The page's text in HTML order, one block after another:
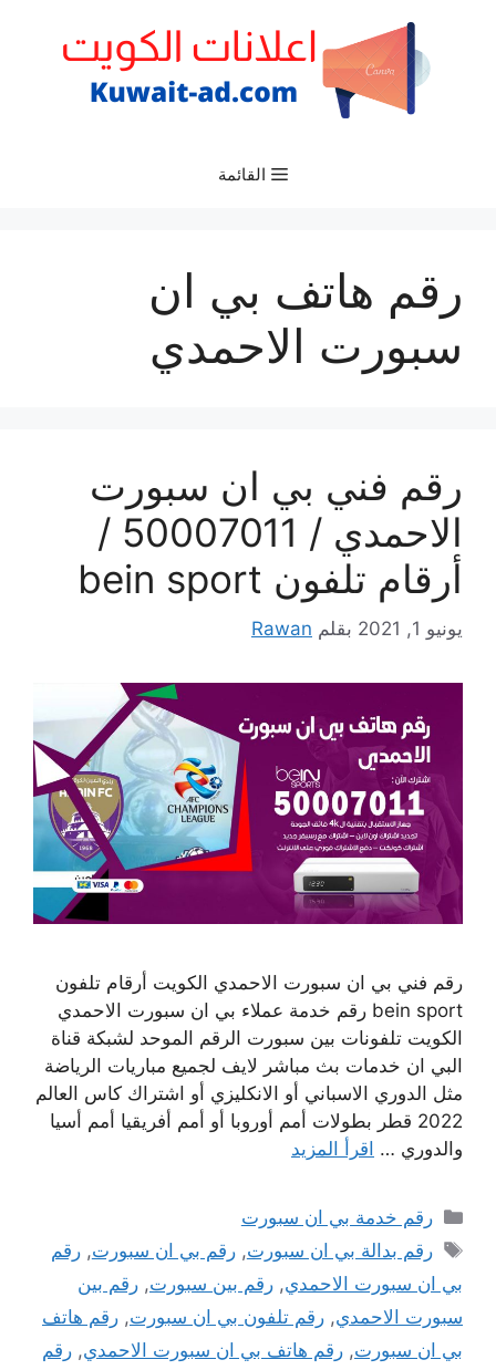
القائمة
رقم هاتف بي ان
سبورت الاحمدي
رقم فني بي ان سبورت
الاحمدي / 50007011 /
أرقام تلفون bein sport
يونيو 1, 2021 بقلم Rawan
رقم فني بي ان سبورت الاحمدي الكويت أرقام تلفون
bein sport رقم خدمة عملاء بي ان سبورت الاحمدي
الكويت تلفونات بين سبورت الرقم الموحد لشبكة قناة
البي ان خدمات بث مباشر لايف لجميع مباريات الرياضة
مثل الدوري الاسباني أو الانكليزي أو اشتراك كاس العالم
2022 قطر بطولات أمم أوروبا أو أمم أفريقيا أمم أسيا
والدوري … اقرأ المزيد
التصنيفات
رقم خدمة بي ان سبورت
الوسوم
رقم بدالة بي ان سبورت,رقم بي ان سبورت,رقم
بي ان سبورت الاحمدي, رقم بين سبورت, رقم بين
سبورت الاحمدي, رقم تلفون بي ان سبورت, رقم هاتف
بي ان سبورت, رقم هاتف بي ان سبورت الاحمدي, رقم